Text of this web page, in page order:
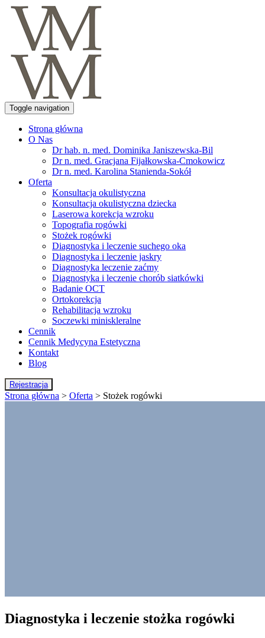
Toggle navigation
Strona główna
O Nas
Dr hab. n. med. Dominika Janiszewska-Bil
Dr n. med. Gracjana Fijałkowska-Cmokowicz
Dr n. med. Karolina Stanienda-Sokół
Oferta
Konsultacja okulistyczna
Konsultacja okulistyczna dziecka
Laserowa korekcja wzroku
Topografia rogówki
Stożek rogówki
Diagnostyka i leczenie suchego oka
Diagnostyka i leczenie jaskry
Diagnostyka leczenie zaćmy
Diagnostyka i leczenie chorób siatkówki
Badanie OCT
Ortokorekcja
Rehabilitacja wzroku
Soczewki miniskleralne
Cennik
Cennik Medycyna Estetyczna
Kontakt
Blog
Rejestracja
Strona główna > Oferta > Stożek rogówki
Diagnostyka i leczenie stożka rogówki